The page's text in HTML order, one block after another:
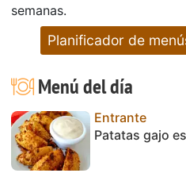
semanas.
Planificador de
Menú del día
Entrante
Patatas gajo